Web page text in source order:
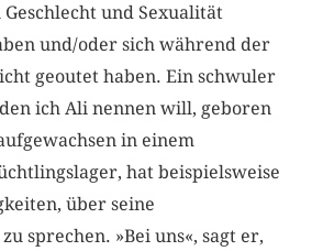
und Sexualität
und/oder sich während der
geoutet haben. Ein schwuler
ich Ali nennen will, geboren
in einem
hat beispielsweise
über seine
sprechen. »Bei uns«, sagt er,